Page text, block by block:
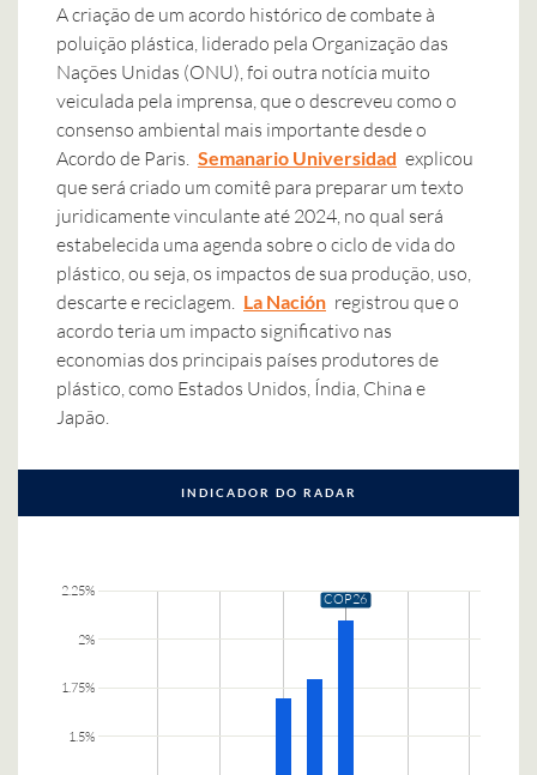
A criação de um acordo histórico de combate à
poluição plástica, liderado pela Organização das
Nações Unidas (ONU), foi outra notícia muito
veiculada pela imprensa, que o descreveu como o
consenso ambiental mais importante desde o
Acordo de Paris. Semanario Universidad explicou
que será criado um comitê para preparar um texto
juridicamente vinculante até 2024, no qual será
estabelecida uma agenda sobre o ciclo de vida do
plástico, ou seja, os impactos de sua produção, uso,
descarte e reciclagem.
La Nación registrou que o
acordo teria um impacto significativo nas
economias dos principais países produtores de
plástico, como Estados Unidos, Índia, China e
Japão.
INDICADOR DO RADAR
1.5%
1.75%
2%
2.25% COP26